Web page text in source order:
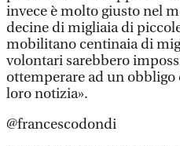
invece è molto giusto nel
decine di migliaia di
mobilitano centinaia di
volontari sarebbero
ottemperare ad un obbligo
loro notizia».
@francescodondi